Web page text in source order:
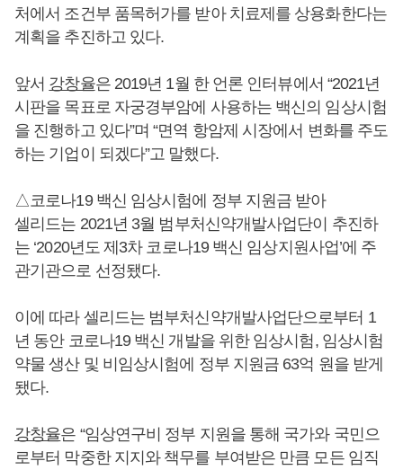
처에서 조건부 품목허가를 받아 치료제를 상용화한다는
계획을 추진하고 있다.
앞서 강창율은 2019년 1월 한 언론 인터뷰에서 “2021년
시판을 목표로 자궁경부암에 사용하는 백신의 임상시험
을 진행하고 있다”며 “면역 항암제 시장에서 변화를 주도
하는 기업이 되겠다”고 말했다.
△코로나19 백신 임상시험에 정부 지원금 받아
셀리드는 2021년 3월 범부처신약개발사업단이 추진하
는 ‘2020년도 제3차 코로나19 백신 임상지원사업’에 주
관기관으로 선정됐다.
이에 따라 셀리드는 범부처신약개발사업단으로부터 1
년 동안 코로나19 백신 개발을 위한 임상시험, 임상시험
약물 생산 및 비임상시험에 정부 지원금 63억 원을 받게
됐다.
강창율은 “임상연구비 정부 지원을 통해 국가와 국민으
로부터 막중한 지지와 책무를 부여받은 만큼 모든 임직